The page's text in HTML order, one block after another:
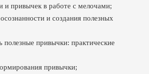
и привычек в работе с мелочами;
и создания полезных
полезные привычки: практические
привычки;